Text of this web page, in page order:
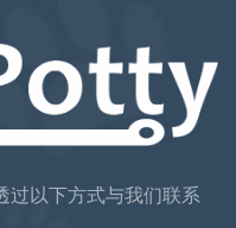
过以下方式与我们联系